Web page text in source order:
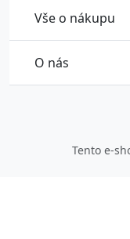
Vše o nákupu
O nás
Tento e-